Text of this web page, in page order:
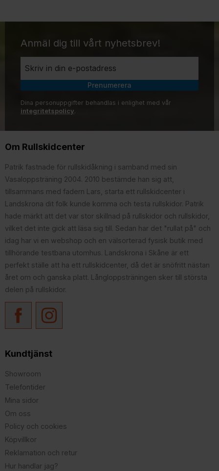
Anmäl dig till vårt nyhetsbrev!
Prenumerera
Dina personuppgifter behandlas i enlighet med vår
integritetspolicy.
Om Rullskidcenter
Patrik fastnade för rullskidåkning i samband med sin
Vasaloppsträning 2004. 2010 bestämde han sig att,
tillsammans med fadern Lars, starta ett rullskidcenter i
Landskrona dit folk kunde komma och testa rullskidor. Patrik
hade märkt att det var stor skillnad på rullskidor och rullskidor,
vilket det inte gick att läsa sig till. Sedan har det "rullat på" och
idag har vi en webshop och en välsorterad fysisk butik med
tillhörande testbana utomhus. Landskrona i Skåne är ett
perfekt ställe att ha ett rullskidcenter, då det är snöfritt nästan
året om och ganska platt. Långloppsträningen sker till största
delen på rullskidor.
Kundtjänst
Showroom
Telefontider
Mina sidor
Om oss
Policy och cookies
Köpvillkor
Reklamation och retur
Hur handlar jag?